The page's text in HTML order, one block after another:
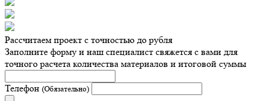
Рассчитаем проект с точностью до рубля
Заполните форму и наш специалист свяжется с вами для
точного расчета количества материалов и итоговой суммы
Телефон (Обязательно)